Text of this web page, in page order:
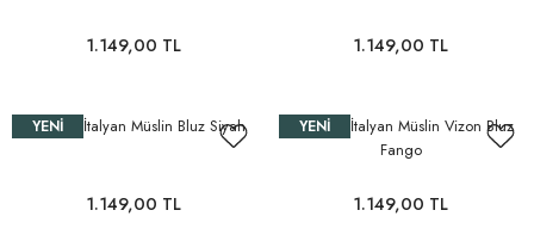
1.149,00 TL 1.149,00 TL
YENI
Oversize İtalyan Müslin Bluz Siyah
1.149,00 TL
YENI
Oversize İtalyan Müslin Vizon Bluz
Fango
1.149,00 TL